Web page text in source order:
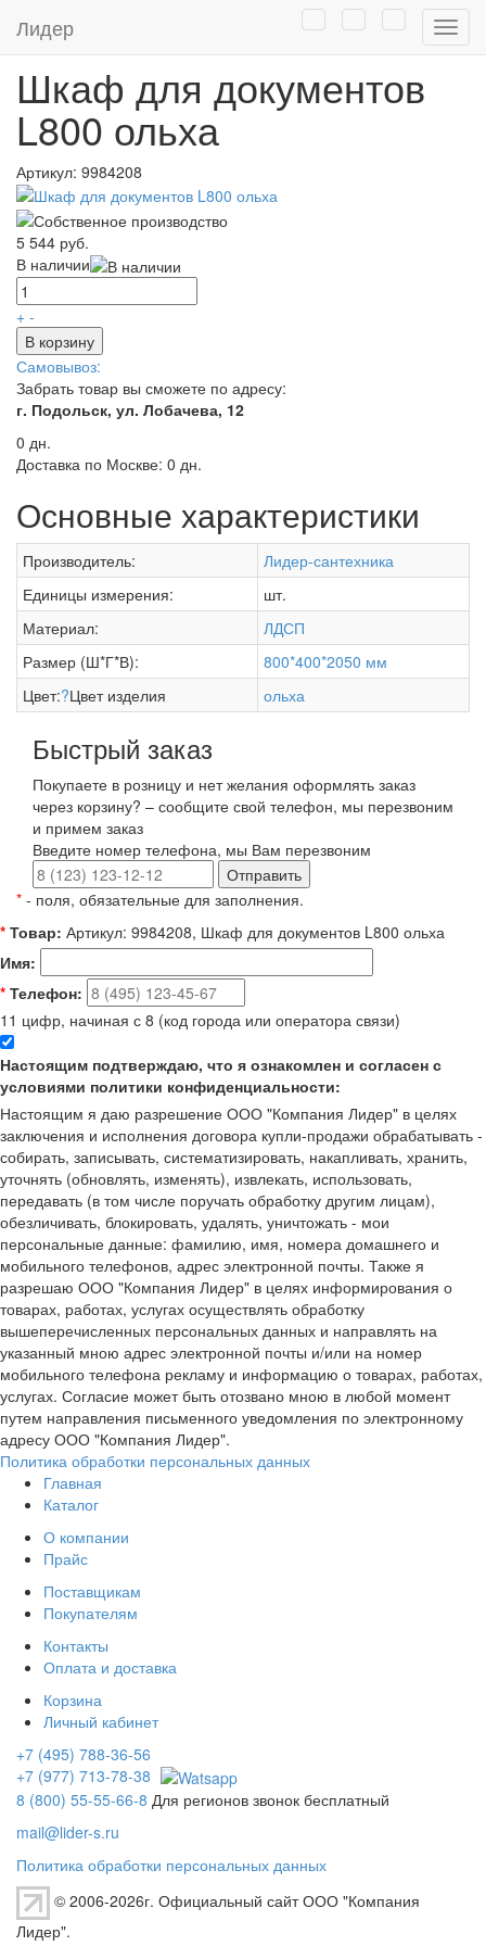
Лидер
Офисная мебель эконом класса/
Шкафы для документов
Шкаф для документов
L800 ольха
Артикул: 9984208
5 544 руб.
В наличии
+ -
В корзину
Самовывоз:
Забрать товар вы сможете по адресу:
г. Подольск, ул. Лобачева, 12
0 дн.
Доставка по Москве: 0 дн.
Основные характеристики
Производитель:
Лидер-сантехника
Единицы измерения:
шт.
Материал:
ЛДСП
Размер (Ш*Г*В):
800*400*2050 мм
Цвет:?Цвет изделия ольха
Быстрый заказ
Покупаете в розницу и нет желания оформлять заказ
через корзину? – сообщите свой телефон, мы перезвоним
и примем заказ
Введите номер телефона, мы Вам перезвоним
Отправить
* - поля, обязательные для заполнения.
* Товар: Артикул: 9984208, Шкаф для документов L800 ольха
Имя:
* Телефон:
11 цифр, начиная с 8 (код города или оператора связи)
Настоящим подтверждаю, что я ознакомлен и согласен с
условиями политики конфиденциальности:
Настоящим я даю разрешение ООО "Компания Лидер" в целях
заключения и исполнения договора купли-продажи обрабатывать -
собирать, записывать, систематизировать, накапливать, хранить,
уточнять (обновлять, изменять), извлекать, использовать,
передавать (в том числе поручать обработку другим лицам),
обезличивать, блокировать, удалять, уничтожать - мои
персональные данные: фамилию, имя, номера домашнего и
мобильного телефонов, адрес электронной почты. Также я
разрешаю ООО "Компания Лидер" в целях информирования о
товарах, работах, услугах осуществлять обработку
вышеперечисленных персональных данных и направлять на
указанный мною адрес электронной почты и/или на номер
мобильного телефона рекламу и информацию о товарах, работах,
услугах. Согласие может быть отозвано мною в любой момент
путем направления письменного уведомления по электронному
адресу ООО "Компания Лидер".
Политика обработки персональных данных
Главная
Каталог
О компании
Прайс
Поставщикам
Покупателям
Контакты
Оплата и доставка
Корзина
Личный кабинет
+7 (495) 788-36-56
+7 (977) 713-78-38
8 (800) 55-55-66-8 Для регионов звонок бесплатный
mail@lider-s.ru
Политика обработки персональных данных
© 2006-2026г. Официальный сайт ООО "Компания
Лидер".